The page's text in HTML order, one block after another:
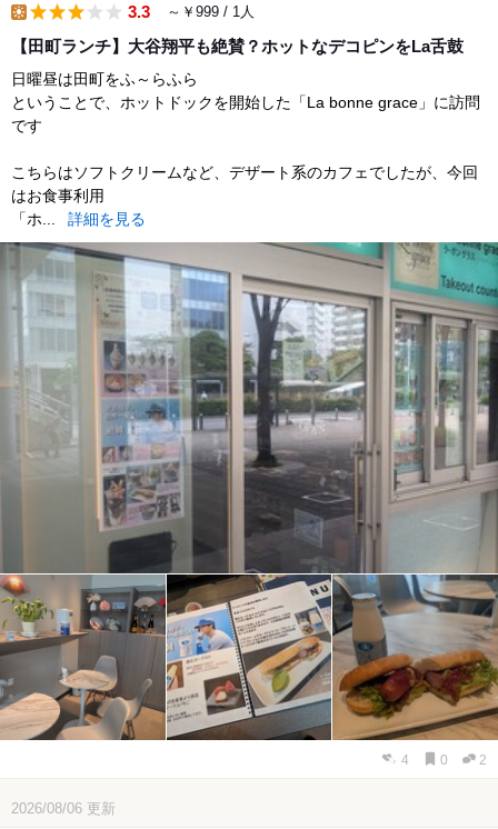
3.3 ～￥999 / 1人
【田町ランチ】大谷翔平も絶賛？ホットなデコピンをLa舌鼓
日曜昼は田町をふ～らふら
ということで、ホットドックを開始した「La bonne grace」に訪問
です
こちらはソフトクリームなど、デザート系のカフェでしたが、今回
はお食事利用
「ホ...
詳細を見る
4 0 2
2026/08/06 更新